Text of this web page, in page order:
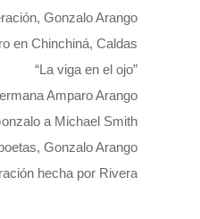
Gonzalo Arango
en Chinchiná, Caldas
“La viga en el ojo”
Amparo Arango
a Michael Smith
Gonzalo Arango
hecha por Rivera